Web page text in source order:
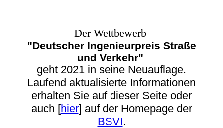
Der Wettbewerb
"Deutscher Ingenieurpreis Straße
und Verkehr"
geht 2021 in seine Neuauflage.
Laufend aktualisierte Informationen
erhalten Sie auf dieser Seite oder
auch [hier] auf der Homepage der
BSVI.